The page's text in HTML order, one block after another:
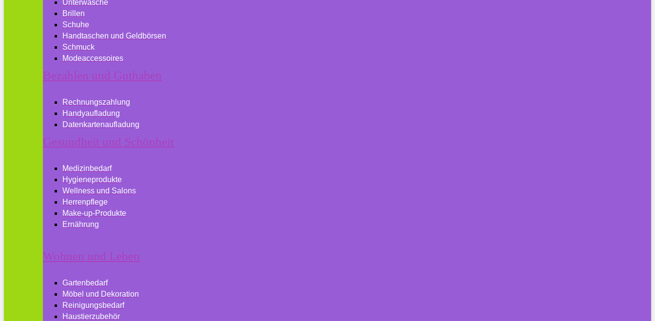
Unterwäsche
Brillen
Schuhe
Handtaschen und Geldbörsen
Schmuck
Modeaccessoires
Bezahlen und Guthaben
Rechnungszahlung
Handyaufladung
Datenkartenaufladung
Gesundheit und Schönheit
Medizinbedarf
Hygieneprodukte
Wellness und Salons
Herrenpflege
Make-up-Produkte
Ernährung
Wohnen und Leben
Gartenbedarf
Möbel und Dekoration
Reinigungsbedarf
Haustierzubehör